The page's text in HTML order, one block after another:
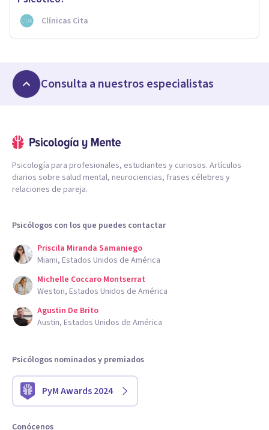
Clínicas Cita
Consulta a nuestros especialistas
Psicología para profesionales, estudiantes y curiosos. Artículos
diarios sobre salud mental, neurociencias, frases célebres y
relaciones de pareja.
Psicólogos con los que puedes contactar
Priscila Miranda Samaniego
Miami, Estados Unidos de América
Michelle Coccaro Montserrat
Weston, Estados Unidos de América
Agustin De Brito
Austin, Estados Unidos de América
Psicólogos nominados y premiados
PyM Awards 2024
Conócenos